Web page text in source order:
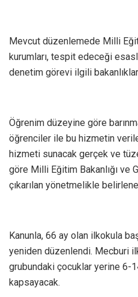
Mevcut düzenlemede Milli
kurumları, tespit edeceği
denetim görevi ilgili
Öğrenim düzeyine göre
öğrenciler ile bu hizmetin
hizmeti sunacak gerçek ve
göre Milli Eğitim Bakanlığı ve
çıkarılan yönetmelikle
Kanunla, 66 ay olan ilkokula
yeniden düzenlendi. Mecburi
grubundaki çocuklar yerine 6-
kapsayacak.